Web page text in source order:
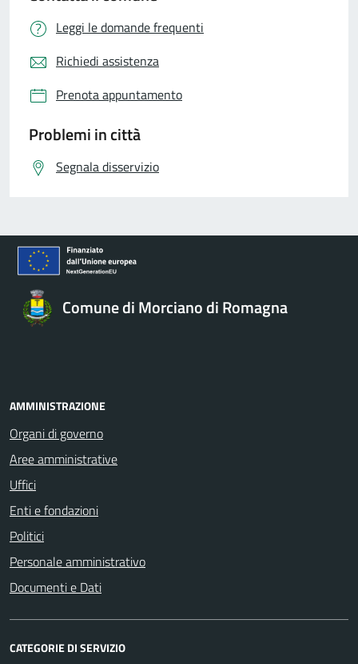
Leggi le domande frequenti
Richiedi assistenza
Prenota appuntamento
Problemi in città
Segnala disservizio
Comune di Morciano di Romagna
AMMINISTRAZIONE
Organi di governo
Aree amministrative
Uffici
Enti e fondazioni
Politici
Personale amministrativo
Documenti e Dati
CATEGORIE DI SERVIZIO